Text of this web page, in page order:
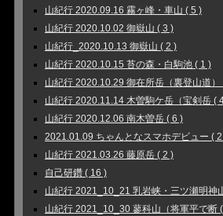
山紀行 2020.09.16 霧ヶ峰・車山 ( 5 )
山紀行 2020.10.02 御嶽山 ( 3 )
山紀行_2020.10.13 御嶽山 ( 2 )
山紀行 2020.10.15 苔の森・白駒池 ( 1 )
山紀行 2020.10.29 御在所岳（裏登山道）
山紀行 2020.11.14 木曽駒ケ岳（宝剣岳 (
山紀行 2020.12.06 南木曽岳 ( 6 )
2021.01.09 ちゃんとなスマホデビュー (
山紀行 2021.03.26 藤原岳 ( 2 )
自己研鑽 ( 16 )
山紀行 2021_10_21 乳岩峡・三ツ瀬明神
山紀行 2021_10_30 蓼科山（将軍平で断